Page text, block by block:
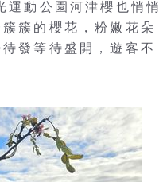
運動公園河津櫻也悄悄
簇的櫻花，粉嫩花朵
發等待盛開，遊客不